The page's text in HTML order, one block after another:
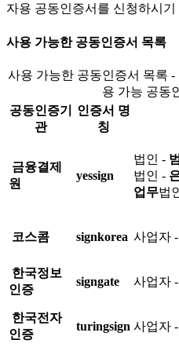
자용 공동인증서를 신청하시기
사용 가능한 공동인증서 목록
사용 가능한 공동인증서 목록
용 가능 공동
공동인증기
관
인증서 명
칭
금융결제
원
yessign
법인 -
법인 -
업무법
코스콤 signkorea 사업자 -
한국정보
인증
signgate 사업자 -
한국전자
인증
turingsign 사업자 -